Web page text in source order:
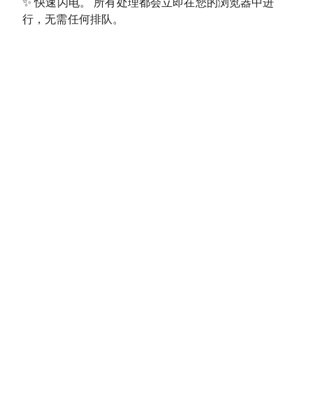
行，无需任何排队。